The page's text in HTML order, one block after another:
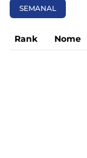
SEMANAL
Rank Nome